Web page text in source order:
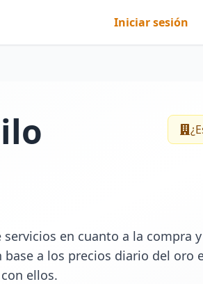
Iniciar sesión
en cuanto a la compra
a los precios diario del oro
ellos.